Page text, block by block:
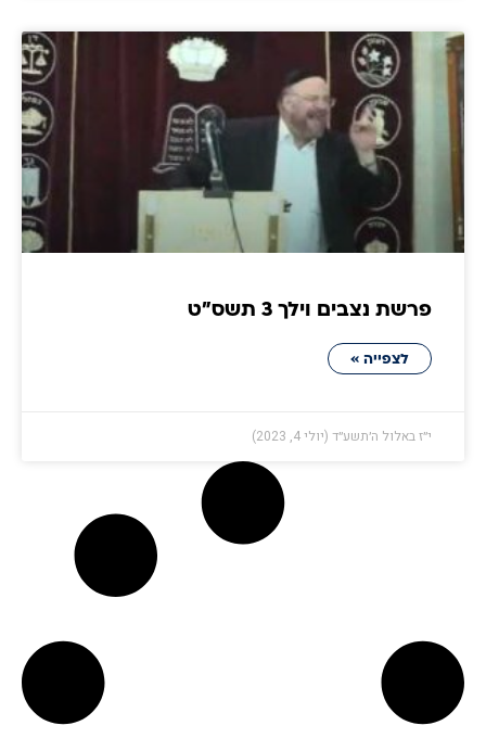
פרשת נצבים וילך 3 תשס״ט
לצפייה »
י״ז באלול ה׳תשע״ד (יולי 4, 2023)